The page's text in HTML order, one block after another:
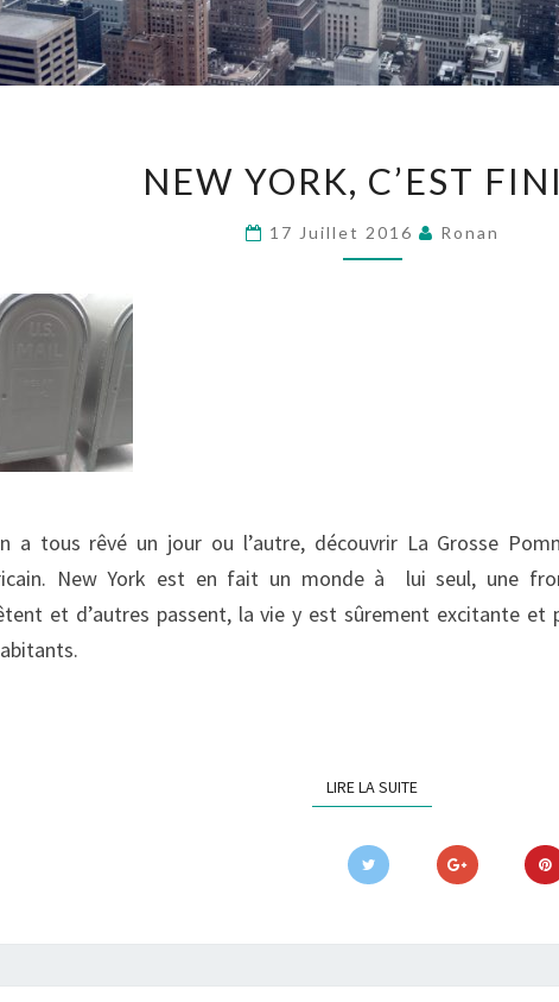
YORK,
C’EST
FINI
NEW YORK, C’EST
17 Juillet 2016 Ronan
a tous rêvé un jour ou l’autre, découvrir La Grosse
New York est en fait un monde à lui seul, une
et d’autres passent, la vie y est sûrement excitante et
LIRE LA SUITELIRE LA SUITE